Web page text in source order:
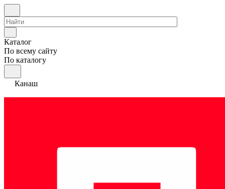
Каталог
По всему сайту
По каталогу
Канаш